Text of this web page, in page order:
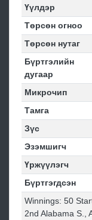
Үүлдэр
Төрсөн огноо
Төрсөн нутаг
Бүртгэлийн
дугаар
Микрочип
Тамга
Зүс
Эзэмшигч
Үржүүлэгч
Бүртгэгдсэн
Winnings: 50
2nd Alabama S.,